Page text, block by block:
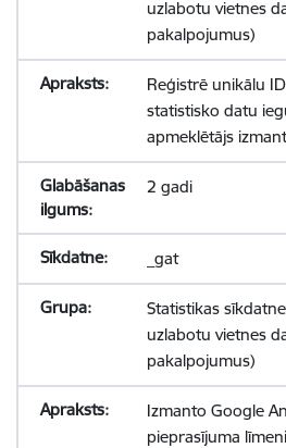
uzlabotu vietnes
pakalpojumus)
Reģistrē unikālu
statistisko datu
apmeklētājs
2 gadi
_gat
Statistikas
uzlabotu vietnes
pakalpojumus)
Izmanto Google
pieprasījuma